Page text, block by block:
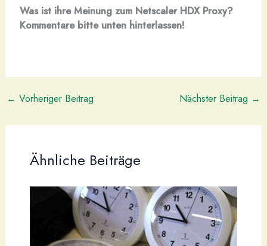
Was ist ihre Meinung zum Netscaler HDX Proxy?
Kommentare bitte unten hinterlassen!
← Vorheriger Beitrag Nächster Beitrag →
Ähnliche Beiträge